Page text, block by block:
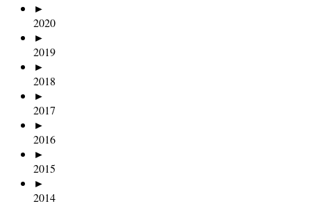
►
2020
►
2019
►
2018
►
2017
►
2016
►
2015
►
2014